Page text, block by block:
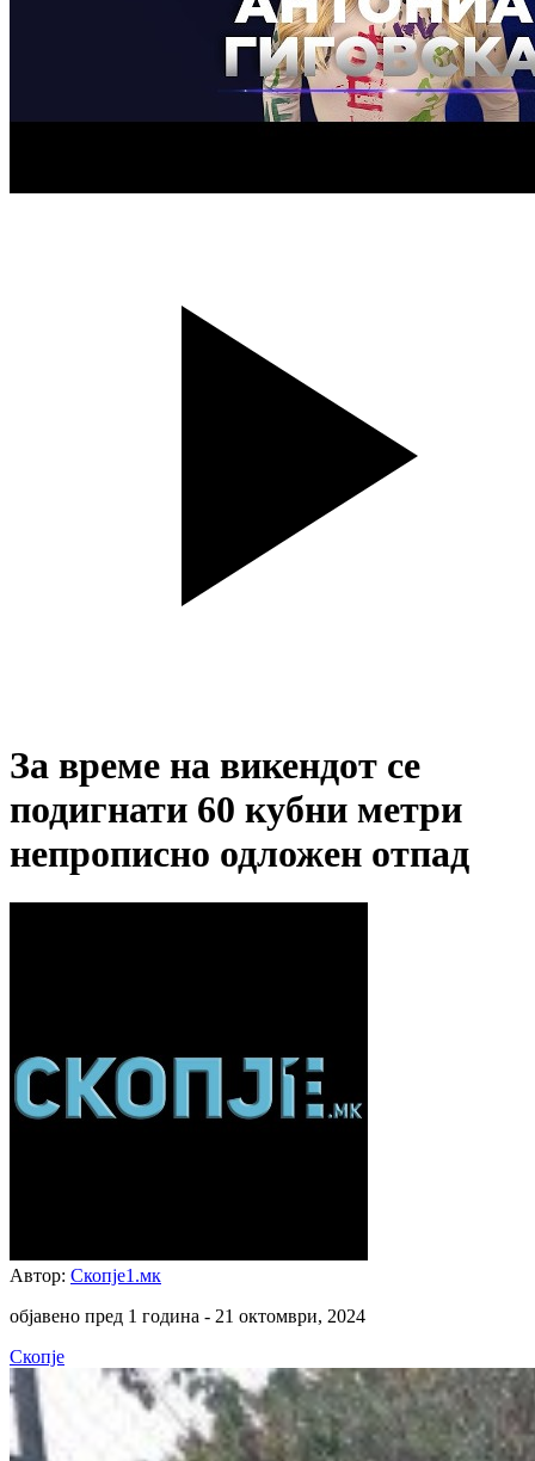
За време на викендот се
подигнати 60 кубни метри
непрописно одложен отпад
Автор: Скопје1.мк
објавено пред 1 година - 21 октомври, 2024
Скопје